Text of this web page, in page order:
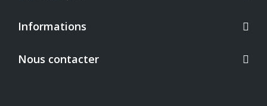
Informations
Nous contacter